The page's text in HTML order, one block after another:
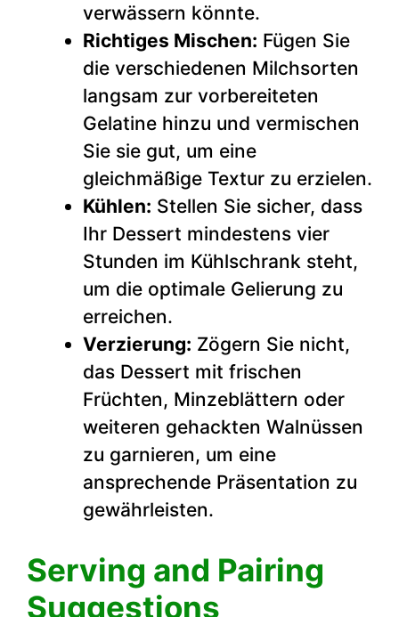
verwässern könnte.
Richtiges Mischen: Fügen Sie
die verschiedenen Milchsorten
langsam zur vorbereiteten
Gelatine hinzu und vermischen
Sie sie gut, um eine
gleichmäßige Textur zu erzielen.
Kühlen: Stellen Sie sicher, dass
Ihr Dessert mindestens vier
Stunden im Kühlschrank steht,
um die optimale Gelierung zu
erreichen.
Verzierung: Zögern Sie nicht,
das Dessert mit frischen
Früchten, Minzeblättern oder
weiteren gehackten Walnüssen
zu garnieren, um eine
ansprechende Präsentation zu
gewährleisten.
Serving and Pairing
Suggestions